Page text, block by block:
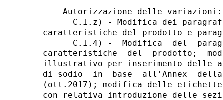
Autorizzazione delle
C.I.z) - Modifica dei
caratteristiche del prodotto e
C.I.4) -  Modifica  del
caratteristiche  del  prodotto;
illustrativo per inserimento delle
di sodio  in  base  all'Annex
(ott.2017); modifica delle etichette
con relativa introduzione delle